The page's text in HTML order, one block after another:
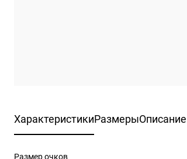
ХарактеристикиРазмерыОписание
Размер очков